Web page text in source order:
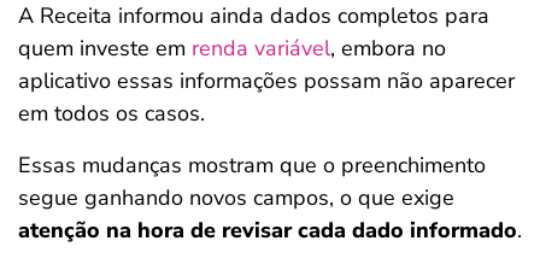
A Receita informou ainda dados completos para
quem investe em renda variável, embora no
aplicativo essas informações possam não aparecer
em todos os casos.
Essas mudanças mostram que o preenchimento
segue ganhando novos campos, o que exige
atenção na hora de revisar cada dado informado.